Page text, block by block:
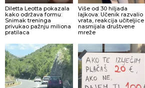
Diletta Leotta pokazala
kako održava formu:
Snimak treninga
privukao pažnju miliona
pratilaca
Više od 30 hiljada
lajkova: Učenik razvalio
vrata, reakcija učiteljice
nasmijala društvene
mreže